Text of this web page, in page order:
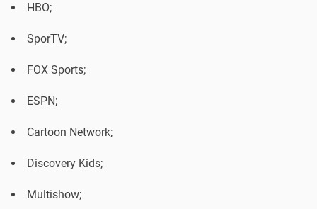
HBO;
SporTV;
FOX Sports;
ESPN;
Cartoon Network;
Discovery Kids;
Multishow;